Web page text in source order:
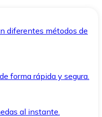
diferentes métodos de
forma rápida y segura.
al instante.